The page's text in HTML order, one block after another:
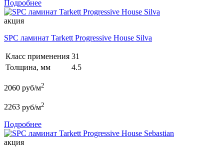
Подробнее
акция
SPC ламинат Tarkett Progressive House Silva
Класс применения 31
Толщина, мм
4.5
2060 руб/м2
2263 руб/м2
Подробнее
акция